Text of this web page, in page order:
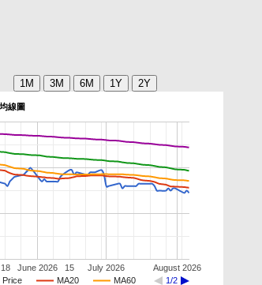
線圖
Price MA20 MA60 1/2
June 2026 July 2026 August 2026
18 15